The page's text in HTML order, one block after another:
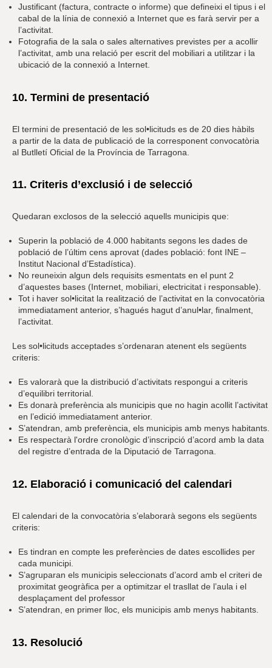
Justificant (factura, contracte o informe) que defineixi el tipus i el
cabal de la línia de connexió a Internet que es farà servir per a
l’activitat.
Fotografia de la sala o sales alternatives previstes per a acollir
l’activitat, amb una relació per escrit del mobiliari a utilitzar i la
ubicació de la connexió a Internet.
10. Termini de presentació
El termini de presentació de les sol•licituds es de 20 dies hàbils
a partir de la data de publicació de la corresponent convocatòria
al Butlletí Oficial de la Província de Tarragona.
11. Criteris d’exclusió i de selecció
Quedaran exclosos de la selecció aquells municipis que:
Superin la població de 4.000 habitants segons les dades de
població de l’últim cens aprovat (dades població: font INE –
Institut Nacional d’Estadística).
No reuneixin algun dels requisits esmentats en el punt 2
d’aquestes bases (Internet, mobiliari, electricitat i responsable).
Tot i haver sol•licitat la realització de l’activitat en la convocatòria
immediatament anterior, s’hagués hagut d’anul•lar, finalment,
l’activitat.
Les sol•licituds acceptades s’ordenaran atenent els següents
criteris:
Es valorarà que la distribució d’activitats respongui a criteris
d’equilibri territorial.
Es donarà preferència als municipis que no hagin acollit l’activitat
en l’edició immediatament anterior.
S’atendran, amb preferència, els municipis amb menys habitants.
Es respectarà l'ordre cronològic d’inscripció d’acord amb la data
del registre d’entrada de la Diputació de Tarragona.
12. Elaboració i comunicació del calendari
El calendari de la convocatòria s’elaborarà segons els següents
criteris:
Es tindran en compte les preferències de dates escollides per
cada municipi.
S’agruparan els municipis seleccionats d’acord amb el criteri de
proximitat geogràfica per a optimitzar el trasllat de l’aula i el
desplaçament del professor
S’atendran, en primer lloc, els municipis amb menys habitants.
13. Resolució